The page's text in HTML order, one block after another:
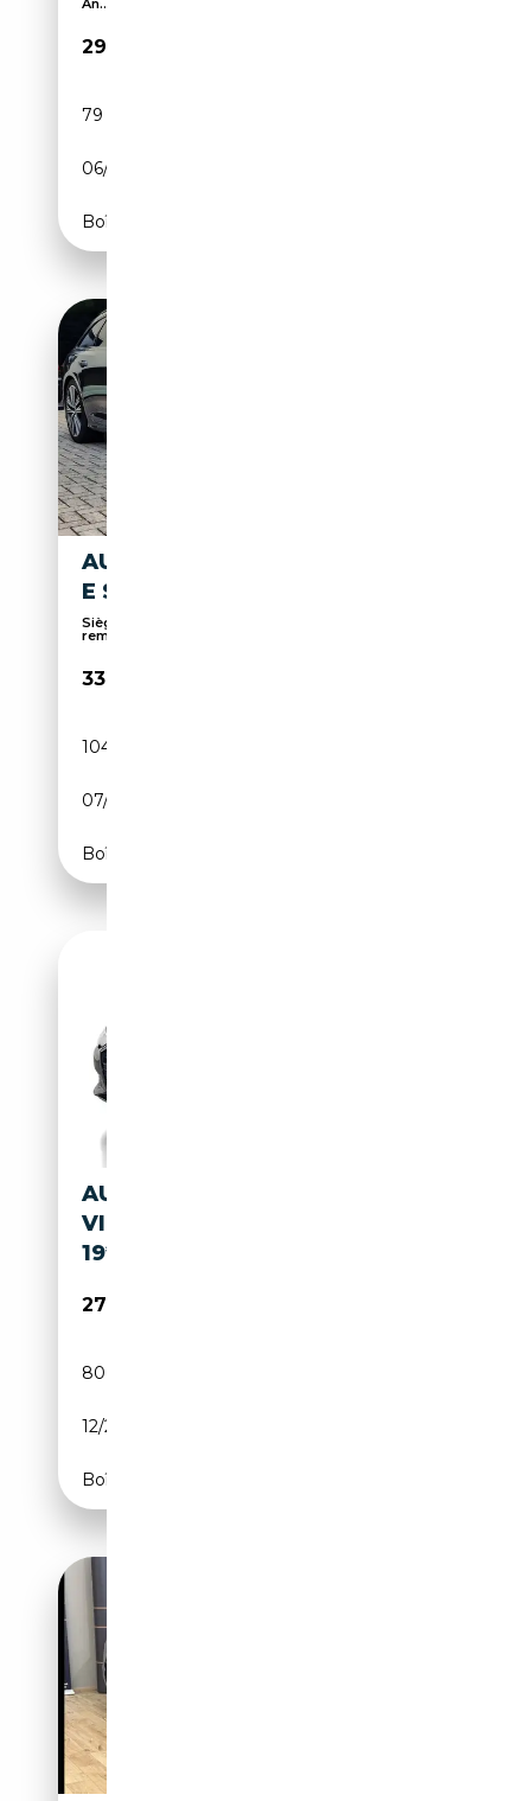
An...
29 975€
79 650 km
06/2021
Boîte automatique
AUDI A6 AVANT PHEV 55 TFSI
E S LINE QUATTRO
Sièges sport, Suspension sport, 4x4, Attache
remor...
33 450€
104 990 km
07/2021
Boîte automatique
AUDI A6 50QUATTRO SPORT
VIRTUAL*ACC*AHK*B&O*HUD*
19*DA
27 950€
80 600 km
12/2022
Boîte automatique